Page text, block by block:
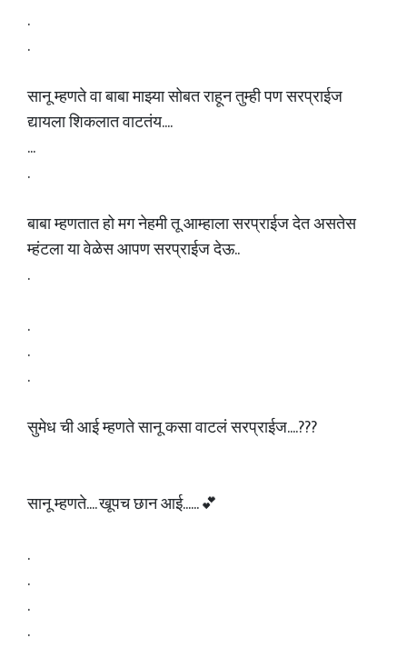
.
.
सानू म्हणते वा बाबा माझ्या सोबत राहून तुम्ही पण सरप्राईज
द्यायला शिकलात वाटतंय....
...
.
बाबा म्हणतात हो मग नेहमी तू आम्हाला सरप्राईज देत असतेस
म्हंटला या वेळेस आपण सरप्राईज देऊ..
.
.
.
.
सुमेध ची आई म्हणते सानू कसा वाटलं सरप्राईज....???
सानू म्हणते.... खूपच छान आई...... 💕
.
.
.
.